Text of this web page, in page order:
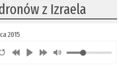
z Izraela
2015